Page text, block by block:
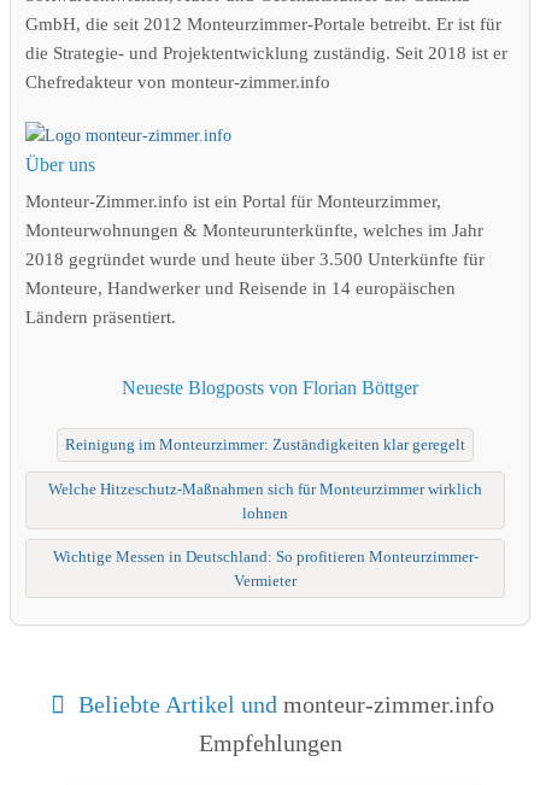
Beliebte Artikel undmonteur-zimmer.info
Empfehlungen
GmbH, die seit 2012 Monteurzimmer-Portale betreibt. Er ist für
die Strategie- und Projektentwicklung zuständig. Seit 2018 ist er
Chefredakteur von monteur-zimmer.info
Über uns
Monteur-Zimmer.info ist ein Portal für Monteurzimmer,
Monteurwohnungen & Monteurunterkünfte, welches im Jahr
2018 gegründet wurde und heute über 3.500 Unterkünfte für
Monteure, Handwerker und Reisende in 14 europäischen
Ländern präsentiert.
Neueste Blogposts von Florian Böttger
Reinigung im Monteurzimmer: Zuständigkeiten klar geregelt
Welche Hitzeschutz-Maßnahmen sich für Monteurzimmer wirklich
lohnen
Wichtige Messen in Deutschland: So profitieren Monteurzimmer-
Vermieter